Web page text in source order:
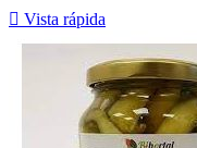
 Vista rápida